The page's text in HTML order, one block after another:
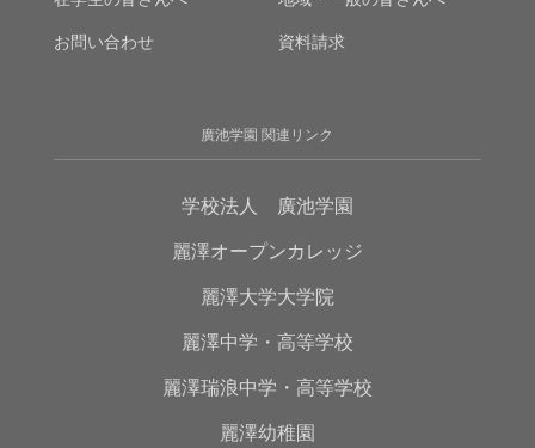
お問い合わせ 資料請求
廣池学園 関連リンク
学校法人 廣池学園
麗澤オープンカレッジ
麗澤大学大学院
麗澤中学・高等学校
麗澤瑞浪中学・高等学校
麗澤幼稚園